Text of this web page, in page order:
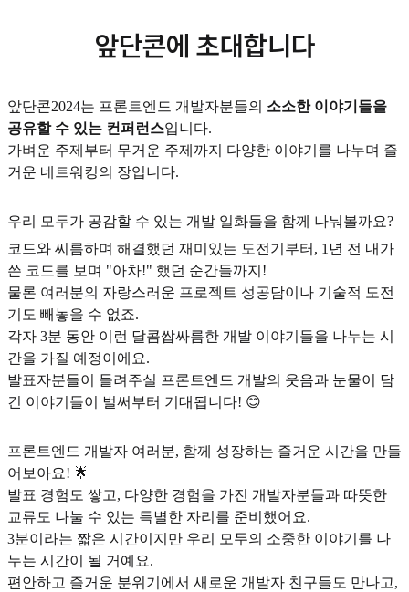
앞단콘에 초대합니다
앞단콘2024는 프론트엔드 개발자분들의 소소한 이야기들을
공유할 수 있는 컨퍼런스입니다.
가벼운 주제부터 무거운 주제까지 다양한 이야기를 나누며 즐
거운 네트워킹의 장입니다.
우리 모두가 공감할 수 있는 개발 일화들을 함께 나눠볼까요?
코드와 씨름하며 해결했던 재미있는 도전기부터, 1년 전 내가
쓴 코드를 보며 "아차!" 했던 순간들까지!
물론 여러분의 자랑스러운 프로젝트 성공담이나 기술적 도전
기도 빼놓을 수 없죠.
각자 3분 동안 이런 달콤쌉싸름한 개발 이야기들을 나누는 시
간을 가질 예정이에요.
발표자분들이 들려주실 프론트엔드 개발의 웃음과 눈물이 담
긴 이야기들이 벌써부터 기대됩니다! 😊
프론트엔드 개발자 여러분, 함께 성장하는 즐거운 시간을 만들
어보아요! 🌟
발표 경험도 쌓고, 다양한 경험을 가진 개발자분들과 따뜻한
교류도 나눌 수 있는 특별한 자리를 준비했어요.
3분이라는 짧은 시간이지만 우리 모두의 소중한 이야기를 나
누는 시간이 될 거예요.
편안하고 즐거운 분위기에서 새로운 개발자 친구들도 만나고,